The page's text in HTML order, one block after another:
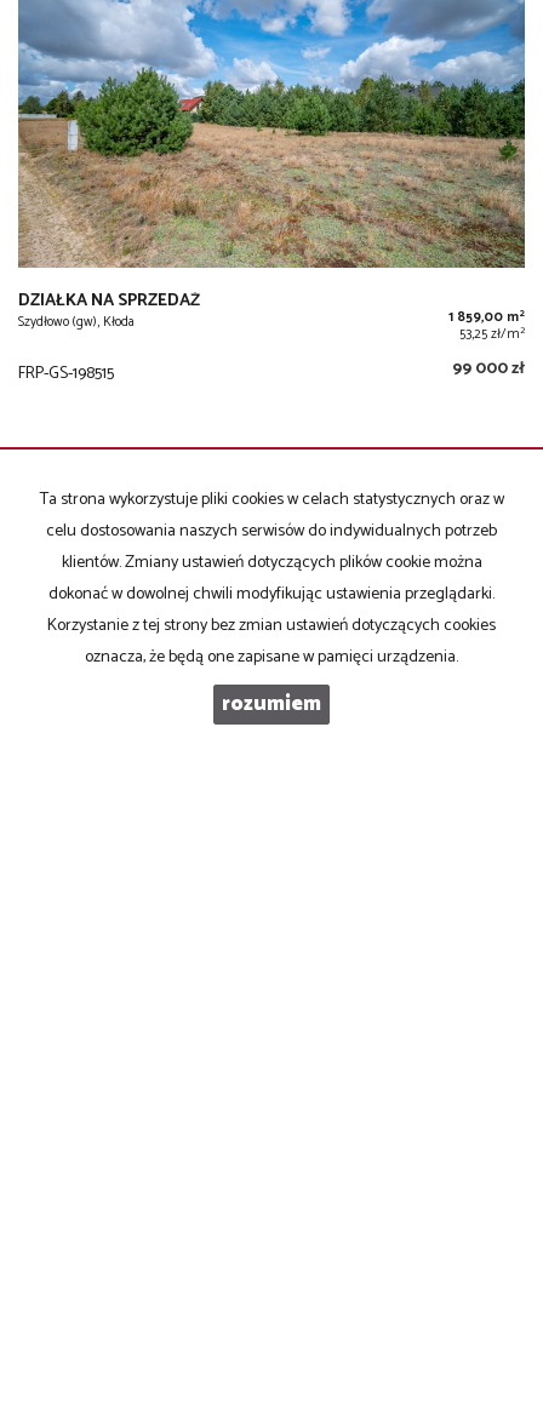
DZIAŁKA NA SPRZEDAŻ
Szydłowo (gw), Kłoda 1 859,00 m2
53,25 zł/m2
FRP-GS-198515 99 000 zł
NAPISZ DO NAS
Ta strona wykorzystuje pliki cookies w celach statystycznych oraz w
celu dostosowania naszych serwisów do indywidualnych potrzeb
klientów. Zmiany ustawień dotyczących plików cookie można
dokonać w dowolnej chwili modyfikując ustawienia przeglądarki.
Korzystanie z tej strony bez zmian ustawień dotyczących cookies
oznacza, że będą one zapisane w pamięci urządzenia.
rozumiem